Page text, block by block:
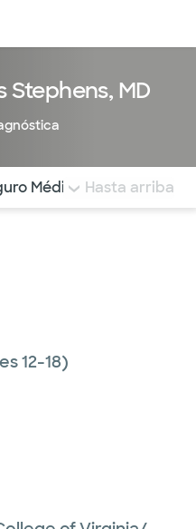
Stephens, MD
rápidamente a
Médico COMENTARIOS
Hasta arriba
12-18)